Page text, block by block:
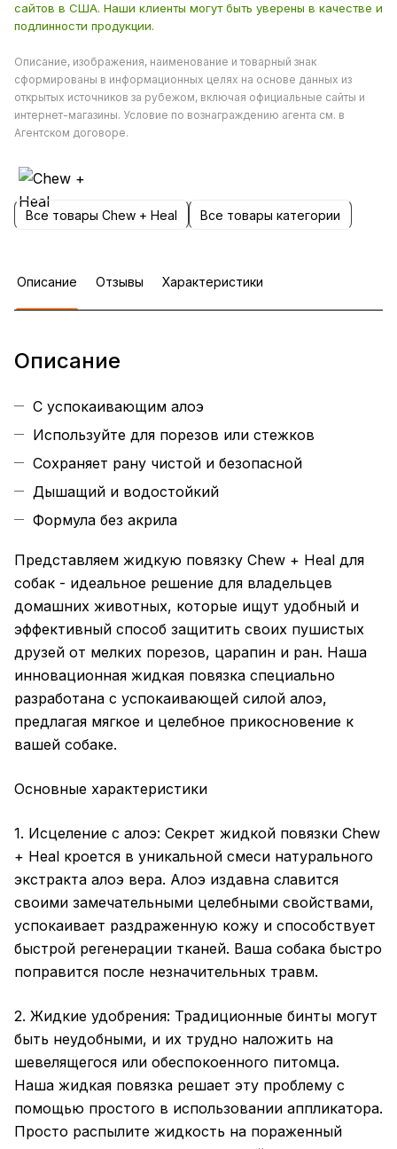
сайтов в США. Наши клиенты могут быть уверены в качестве и
подлинности продукции.
Описание, изображения, наименование и товарный знак
сформированы в информационных целях на основе данных из
открытых источников за рубежом, включая официальные сайты и
интернет-магазины. Условие по вознаграждению агента см. в
Агентском договоре.
Все товары Chew + Heal Все товары категории
Описание Отзывы Характеристики
Описание
С успокаивающим алоэ
Используйте для порезов или стежков
Сохраняет рану чистой и безопасной
Дышащий и водостойкий
Формула без акрила
Представляем жидкую повязку Chew + Heal для
собак - идеальное решение для владельцев
домашних животных, которые ищут удобный и
эффективный способ защитить своих пушистых
друзей от мелких порезов, царапин и ран. Наша
инновационная жидкая повязка специально
разработана с успокаивающей силой алоэ,
предлагая мягкое и целебное прикосновение к
вашей собаке.
Основные характеристики
1. Исцеление с алоэ: Секрет жидкой повязки Chew
+ Heal кроется в уникальной смеси натурального
экстракта алоэ вера. Алоэ издавна славится
своими замечательными целебными свойствами,
успокаивает раздраженную кожу и способствует
быстрой регенерации тканей. Ваша собака быстро
поправится после незначительных травм.
2. Жидкие удобрения: Традиционные бинты могут
быть неудобными, и их трудно наложить на
шевелящегося или обеспокоенного питомца.
Наша жидкая повязка решает эту проблему с
помощью простого в использовании аппликатора.
Просто распылите жидкость на пораженный